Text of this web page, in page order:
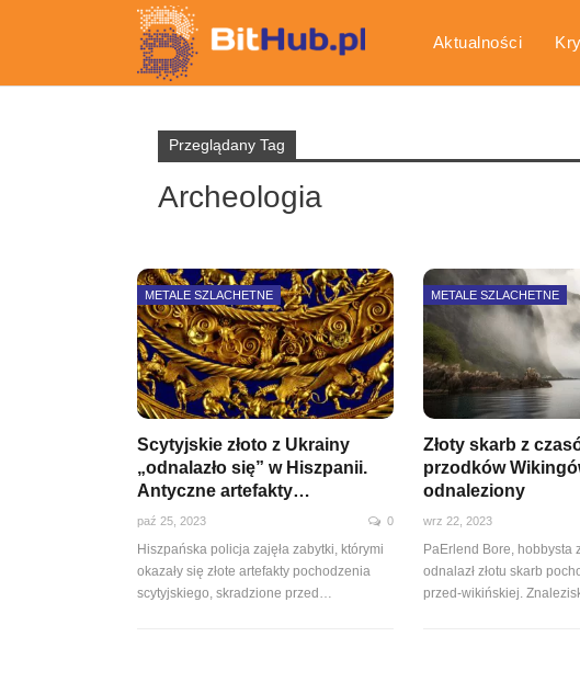
Aktualności
Przeglądany Tag
Archeologia
METALE SZLACHETNE
Scytyjskie złoto z Ukrainy
„odnalazło się” w Hiszpanii.
Antyczne artefakty…
paź 25, 2023 0
Hiszpańska policja zajęła zabytki, którymi
okazały się złote artefakty pochodzenia
scytyjskiego, skradzione przed…
METALE SZLACHETNE
Złoty skarb z
przodków
odnaleziony
wrz 22, 2023
PaErlend Bore, hobbysta
odnalazł złotu skarb
przed-wikińskiej.